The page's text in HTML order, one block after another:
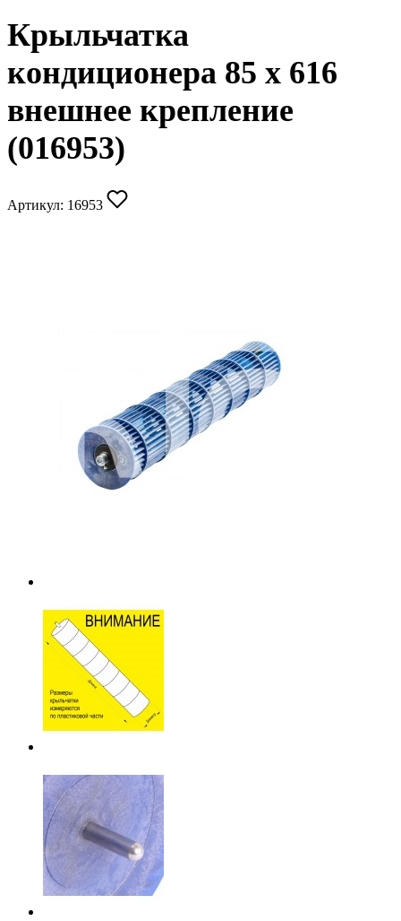
Крыльчатка
кондиционера 85 x 616
внешнее крепление
(016953)
Артикул: 16953